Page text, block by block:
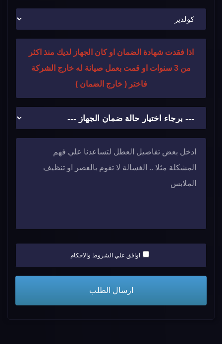
اذا فقدت شهادة الضمان او كان الجهاز لديك منذ اكثر
من 3 سنوات او قمت بعمل صيانة له خارج الشركة
فاختر ( خارج الضمان )
اوافق علي الشروط والاحكام